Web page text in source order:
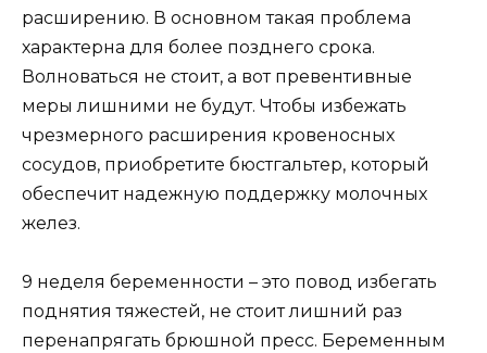
расширению. В основном такая проблема
характерна для более позднего срока.
Волноваться не стоит, а вот превентивные
меры лишними не будут. Чтобы избежать
чрезмерного расширения кровеносных
сосудов, приобретите бюстгальтер, который
обеспечит надежную поддержку молочных
желез.
9 неделя беременности – это повод избегать
поднятия тяжестей, не стоит лишний раз
перенапрягать брюшной пресс. Беременным